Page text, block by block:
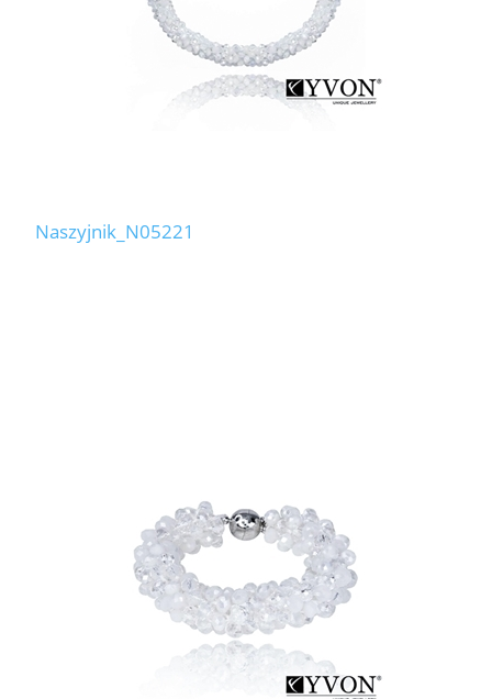
Naszyjnik_N05221